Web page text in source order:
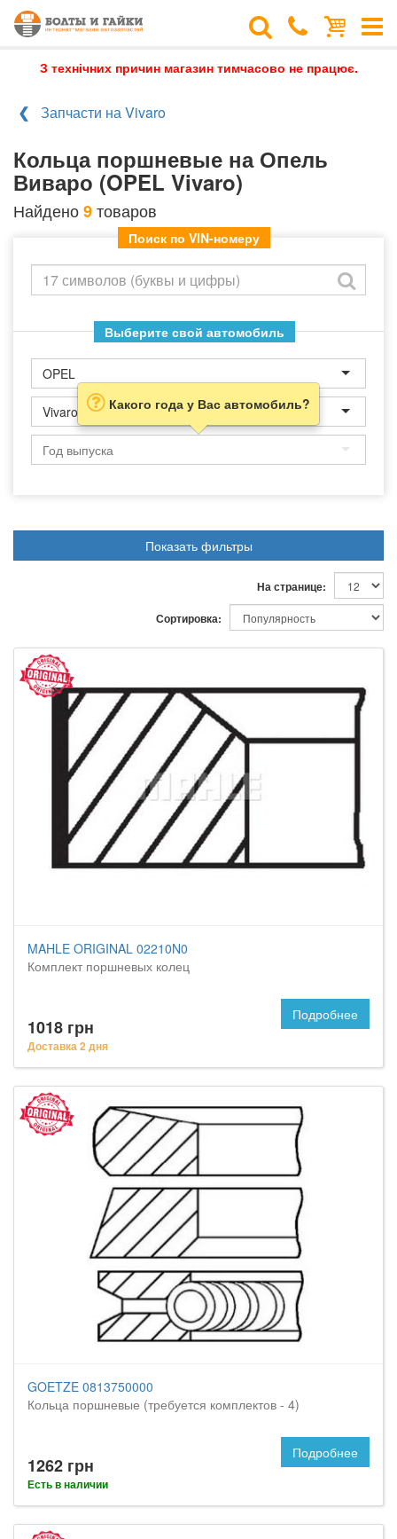
З технічних причин магазин тимчасово не працює.
Запчасти на Vivaro
Кольца поршневые на Опель
Виваро (OPEL Vivaro)
Найдено9товаров
Поиск по VIN-номеру
Выберите свой автомобиль
OPEL
Vivaro Какого года у Вас автомобиль?
Показать фильтры
На странице:
Сортировка:
MAHLE ORIGINAL 02210N0
Комплект поршневых колец
1018 грн
Доставка 2 дня
Подробнее
GOETZE 0813750000
Кольца поршневые (требуется комплектов - 4)
1262 грн
Есть в наличии
Подробнее